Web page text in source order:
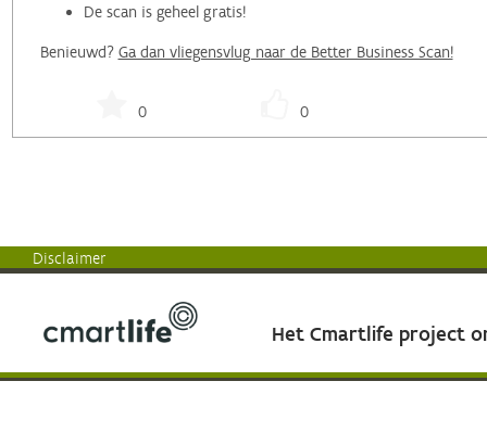
De scan is geheel gratis!
Benieuwd? Ga dan vliegensvlug naar de Better Business Scan!
0 0
Disclaimer
Het Cmartlife project